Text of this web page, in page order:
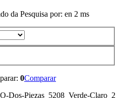
da Pesquisa por: en 2 ms
0Comparar